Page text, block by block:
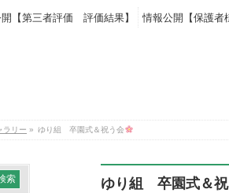
【第三者評価 評価結果】 情報公開【保護者
リー » ゆり組 卒園式＆祝う会
ゆり組 卒園式＆